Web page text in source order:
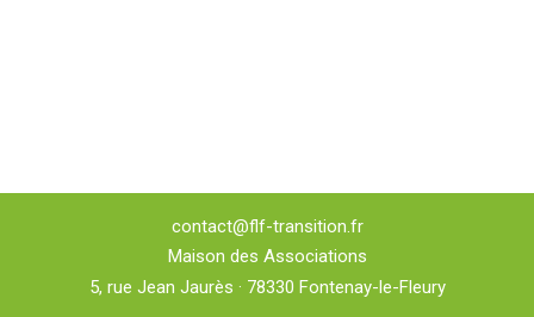
contact@flf-transition.fr
Maison des Associations
5, rue Jean Jaurès · 78330 Fontenay-le-Fleury